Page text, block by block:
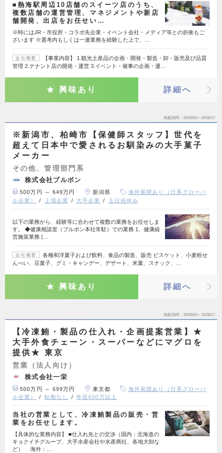
■熱海駅周辺10店舗のスイーツ店のうち、
複数店舗の運営管理、マネジメントや新店
舗開発、出店をお任せい…
※時にはJR・市役所・コラボ先企業・イベント会社・メディア等との折衝もご
ざいます ※選考内もしくは一連業務を経験した上で、…
会社概要
【事業内容】 1.観光土産品の企画・開発・製造・卸・販売及び品質
管理 2.テナント店の開発・運営 3.イベント・催事の企画・運…
興味あり 詳細へ
掲載期間 26/08/04～26/08/17
※新潟市、柏崎市【保健師スタッフ】世代を
超えて日本中で愛されるお馴染みの大手菓子
メーカー
その他、管理部門系
株式会社ブルボン
500万円 ～ 649万円 新潟県
海外展開あり（日系グローバ
ル企業）
上場企業 大手企業 土日祝休み
以下の業務から、経験等に合わせて複数の業務をお任せしま
す。 ◆健康相談室（ブルボン本社常駐）での業務 1、健康経
営施策業務 (…
会社概要
各種和洋菓子および飲料、食品の製造、販売 ビスケット、小麦粉せ
んべい、豆菓子、グミ・キャンデー、デザート、米菓、スナック、…
興味あり 詳細へ
掲載期間 26/08/04～26/08/17
【冷凍鮪・製品の仕入れ・企画提案営業】★
大手外食チェーン・スーパーなどにマグロを
提供★ 東京
営業（法人向け）
株式会社一栄
500万円 ～ 699万円 東京都
海外展開あり（日系グローバ
ル企業）
転勤なし 年収600万以上
当社の営業として、冷凍鮪製品の販売・営
業をお任せします。
【具体的な業務内容】 ■仕入れ先との交渉（国内：北海道の
キョクイチグループ、大手水産会社や水産商社、各地大卸な
ど） 海外：…